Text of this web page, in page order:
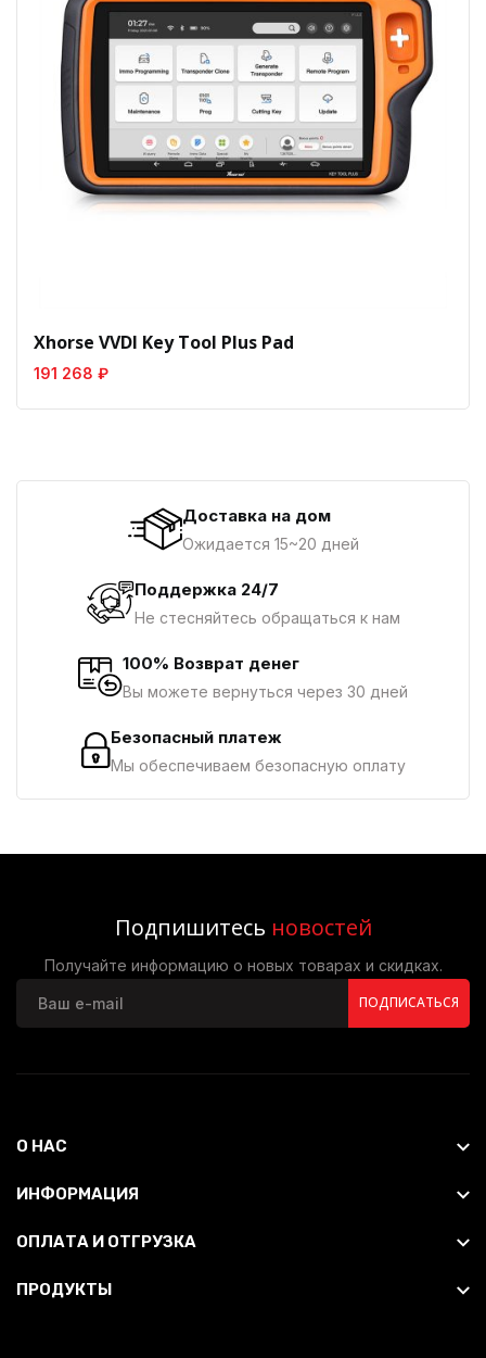
Xhorse VVDI Key Tool Plus Pad
191 268 ₽
Доставка на дом
Ожидается 15~20 дней
Поддержка 24/7
Не стесняйтесь обращаться к нам
100% Возврат денег
Вы можете вернуться через 30 дней
Безопасный платеж
Мы обеспечиваем безопасную оплату
Подпишитесь новостей
Получайте информацию о новых товарах и скидках.
ПОДПИСАТЬСЯ
О НАС
ИНФОРМАЦИЯ
ОПЛАТА И ОТГРУЗКА
ПРОДУКТЫ